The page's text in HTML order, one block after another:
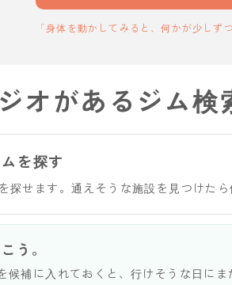
「身体を動かしてみると、何かが少しず
オがあるジム検
を探す
せます。通えそうな施設を見つけた
う。
補に入れておくと、行けそうな日に